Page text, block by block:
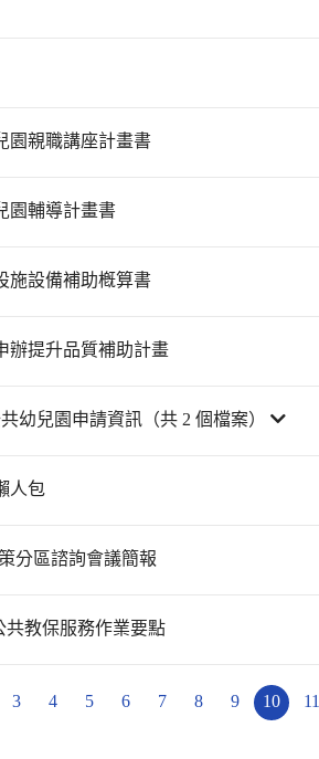
園親職講座計畫書
園輔導計畫書
施設備補助槪算書
辦提升品質補助計畫
幼兒園申請資訊（共 2 個檔案）
人包
分區諮詢會議簡報
共教保服務作業要點
3 4 5 6 7 8 9 10 11